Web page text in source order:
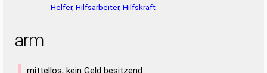
Helfer, Hilfsarbeiter, Hilfskraft
arm
mittellos, kein Geld besitzend